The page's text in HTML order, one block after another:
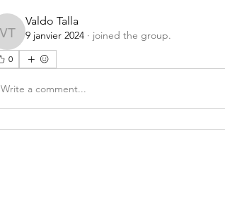
Valdo Talla
Valdo Talla
9 janvier 2024 · joined the group.
0
Write a comment...